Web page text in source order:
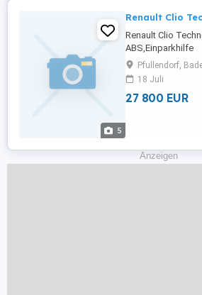
5
Renault Clio
Renault Clio
ABS,Einparkhilfe
Radio,Radio,LED-
Pfullendorf,
18 Juli
27 800 EUR
Anzeigen